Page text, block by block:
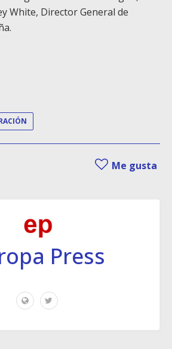
White, Director General de
Me gusta
Press